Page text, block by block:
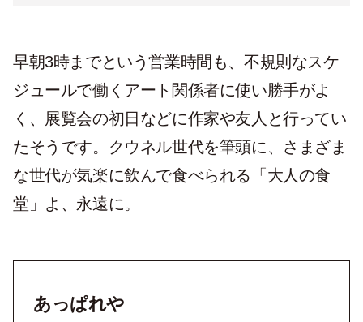
早朝3時までという営業時間も、不規則なスケ
ジュールで働くアート関係者に使い勝手がよ
く、展覧会の初日などに作家や友人と行ってい
たそうです。クウネル世代を筆頭に、さまざま
な世代が気楽に飲んで食べられる「大人の食
堂」よ、永遠に。
あっぱれや